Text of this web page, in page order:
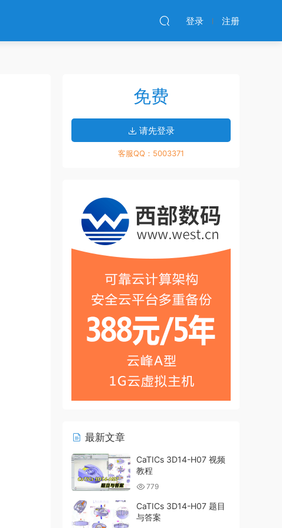
登录 注册
免费
请先登录
客服QQ：5003371
最新文章
CaTICs 3D14-H07 视频
教程
779
CaTICs 3D14-H07 题目
与答案